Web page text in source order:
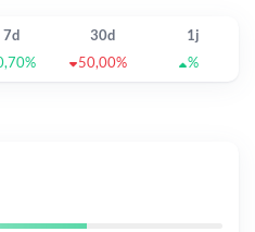
7d 30d
1j
50,00% %